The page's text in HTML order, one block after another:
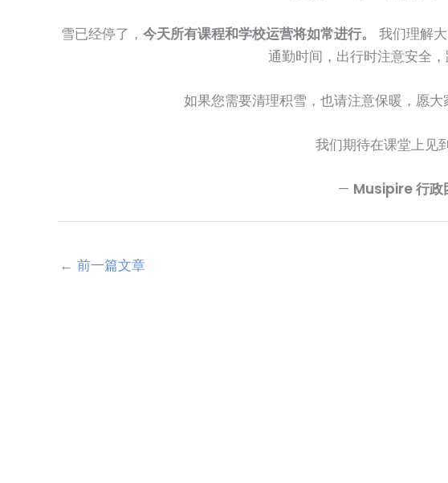
雪已经停了， 今天所有课程和学校运营将如常进行。
我们理解
通勤时间，出行时注意安全，
如果您需要清理积雪，也请注意保暖，愿大
我们期待在课堂上见
— Musipire 行政
← 前一篇文章